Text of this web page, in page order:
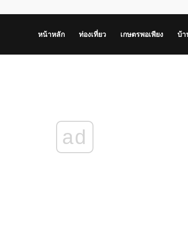
หน้าหลัก ท่องเที่ยว เกษตรพอเพียง บ้
ad